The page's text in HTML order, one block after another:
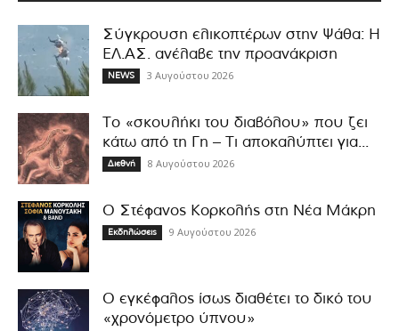
Σύγκρουση ελικοπτέρων στην Ψάθα: Η
ΕΛ.ΑΣ. ανέλαβε την προανάκριση
NEWS 3 Αυγούστου 2026
Το «σκουλήκι του διαβόλου» που ζει
κάτω από τη Γη – Τι αποκαλύπτει για...
Διεθνή 8 Αυγούστου 2026
Ο Στέφανος Κορκολής στη Νέα Μάκρη
Εκδηλώσεις 9 Αυγούστου 2026
Ο εγκέφαλος ίσως διαθέτει το δικό του
«χρονόμετρο ύπνου»